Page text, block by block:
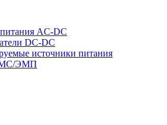
AC-DC
DC-DC
источники питания
ЭМП